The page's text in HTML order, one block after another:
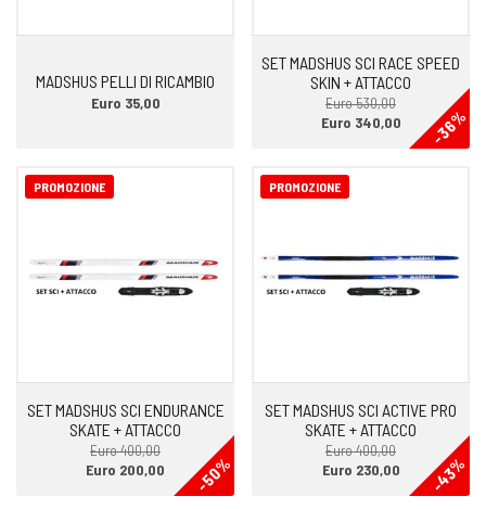
MADSHUS PELLI DI RICAMBIO
Euro 35,00
SET MADSHUS SCI RACE SPEED
SKIN + ATTACCO
Euro 530,00
-36%
Euro 340,00
PROMOZIONE
SET MADSHUS SCI ENDURANCE
SKATE + ATTACCO
Euro 400,00
-50%
Euro 200,00
PROMOZIONE
SET MADSHUS SCI ACTIVE PRO
SKATE + ATTACCO
Euro 400,00
-43%
Euro 230,00